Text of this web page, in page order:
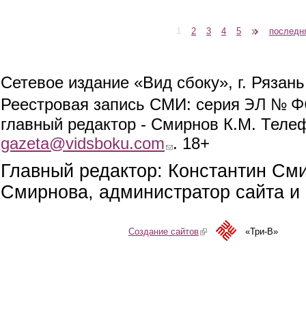
1 2 3 4 5
Сетевое издание «Вид сбоку», г.
Реестровая запись СМИ: серия ЭЛ №
главный редактор - Смирнов К.М.
gazeta@vidsboku.com (link sends e-mail)
. 18+
Главный редактор: Константин
Смирнова, администратор сайта
Создание сайтов(link is external)«Три-В»